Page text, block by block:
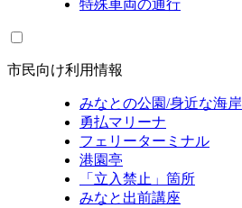
特殊車両の通行
市民向け利用情報
みなとの公園/身近な海岸
勇払マリーナ
フェリーターミナル
港園亭
「立入禁止」箇所
みなと出前講座